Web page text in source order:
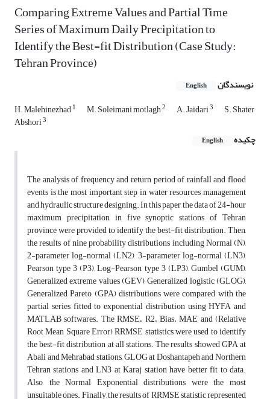
Comparing Extreme Values and Partial Time
Series of Maximum Daily Precipitation to
Identify the Best-fit Distribution (Case Study:
Tehran Province)
نویسندگان English
H. Malehinezhad1 M. Soleimani motlagh2 A. Jaidari3 S. Shater
Abshori3
چکیده English
The analysis of frequency and return period of rainfall and flood
events is the most important step in water resources management
and hydraulic structure designing. In this paper, the data of 24-hour
maximum precipitation in five synoptic stations of Tehran
province were provided to identify the best-fit distribution. Then,
the results of nine probability distributions including Normal (N),
2-parameter log-normal (LN2), 3-parameter log-normal (LN3),
Pearson type 3 (P3), Log-Pearson type 3 (LP3), Gumbel (GUM),
Generalized extreme values (GEV), Generalized logistic (GLOG),
Generalized Pareto (GPA) distributions were compared with the
partial series fitted to exponential distribution using HYFA and
MATLAB softwares. The RMSE، R2، Bias، MAE and (Relative
Root Mean Square Error) RRMSE statistics were used to identify
the best-fit distribution at all stations. The results showed GPA at
Abali and Mehrabad stations, GLOG at Doshantapeh and Northern
Tehran stations and LN3 at Karaj station have better fit to data.
Also, the Normal Exponential distributions were the most
unsuitable ones. Finally, the results of RRMSE statistic represented